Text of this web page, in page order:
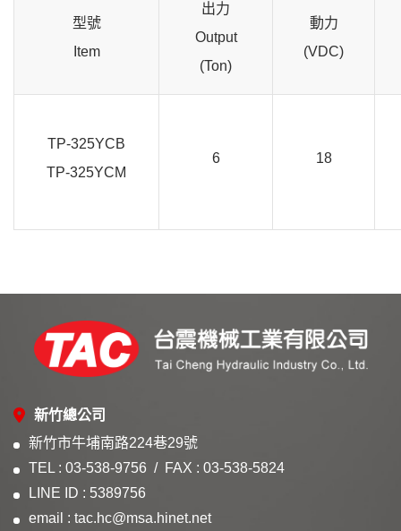
型號
Item
出力
Output
(Ton)
動力
(VDC)
TP-325YCB
TP-325YCM
6 18
新竹總公司
新竹市牛埔南路224巷29號
TEL : 03-538-9756
FAX : 03-538-5824
LINE ID : 5389756
email : tac.hc@msa.hinet.net